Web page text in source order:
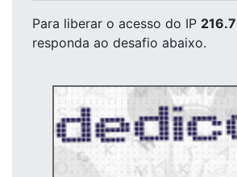
Para liberar o acesso do IP
responda ao desafio abaixo.